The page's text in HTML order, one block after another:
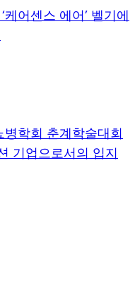
어센스 에어’ 벨기에
학회 춘계학술대회
기업으로서의 입지